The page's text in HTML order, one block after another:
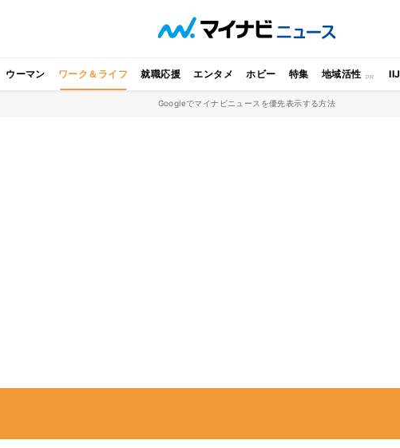
ウーマン ワーク＆ライフ 就職応援 エンタメ ホビー 特集 地域活性 IIJ
Googleでマイナビニュースを優先表示する方法